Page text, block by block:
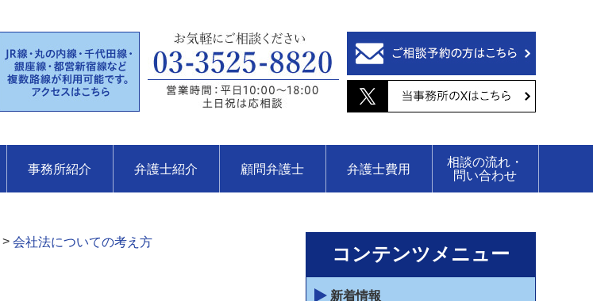
事務所紹介 弁護士紹介 顧問弁護士 弁護士費用
相談の流れ・
問い合わせ
> 会社法についての考え方
コンテンツメニュー
新着情報